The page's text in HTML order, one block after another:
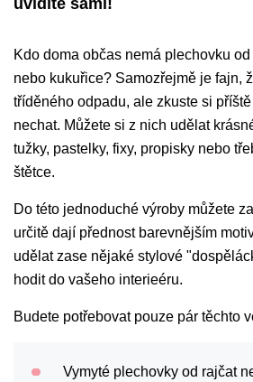
Kdo doma občas nemá plechovku
nebo kukuřice? Samozřejmě je fajn,
tříděného odpadu, ale zkuste si
nechat. Můžete si z nich udělat
tužky, pastelky, fixy, propisky nebo
štětce.
Do této jednoduché výroby můžete
určitě dají přednost barevnějším
udělat zase nějaké stylové
hodit do vašeho interieéru.
Budete potřebovat pouze pár těchto
Vymyté plechovky od rajčat